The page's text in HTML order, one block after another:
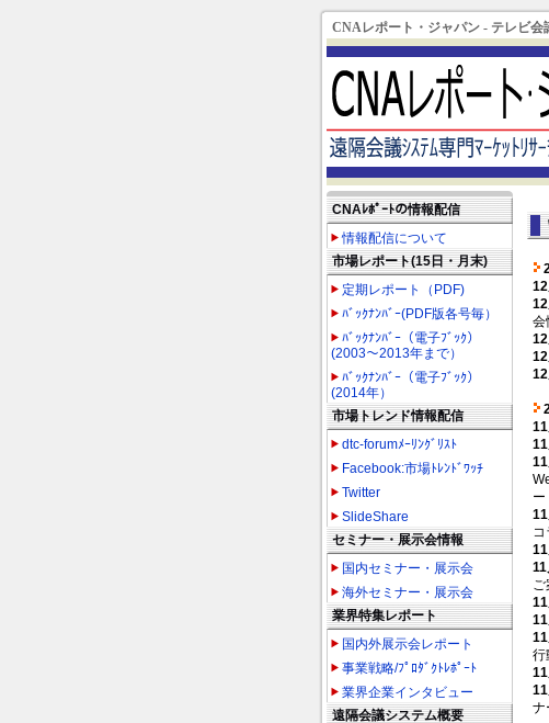
CNAレポート・ジャパン - テレビ
CNAﾚﾎﾟｰﾄの情報配信
情報配信について
市場レポート(15日・月末)
定期レポート（PDF)
ﾊﾞｯｸﾅﾝﾊﾞｰ(PDF版各号毎）
ﾊﾞｯｸﾅﾝﾊﾞｰ（電子ﾌﾞｯｸ）
(2003～2013年まで）
ﾊﾞｯｸﾅﾝﾊﾞｰ（電子ﾌﾞｯｸ）
(2014年）
市場トレンド情報配信
dtc-forumﾒｰﾘﾝｸﾞﾘｽﾄ
Facebook:市場ﾄﾚﾝﾄﾞﾜｯﾁ
Twitter
SlideShare
セミナー・展示会情報
国内セミナー・展示会
海外セミナー・展示会
業界特集レポート
国内外展示会レポート
事業戦略/ﾌﾟﾛﾀﾞｸﾄﾚﾎﾟｰﾄ
業界企業インタビュー
遠隔会議システム概要
会
ー
行
ナ